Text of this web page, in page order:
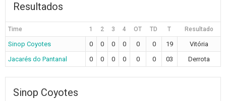
Resultados
Time 1 2 3 4 OT TD T Resultado
Sinop Coyotes 0 0 0 0 0 0 19
Vitória
Jacarés do Pantanal
0 0 0 0 0 0 03 Derrota
Sinop Coyotes